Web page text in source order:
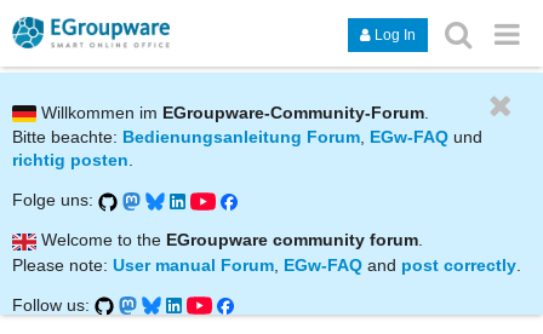
Log In
Willkommen im EGroupware-Community-Forum
Bitte beachte: Bedienungsanleitung Forum, EGw-FAQ und
richtig posten.
Folge uns:
Welcome to the EGroupware community forum.
Please note: User manual Forum EGw-FAQ and post correctly
Follow us: